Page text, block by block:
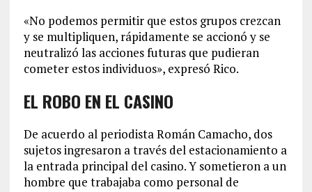
«No podemos permitir que estos grupos crezcan
y se multipliquen, rápidamente se accionó y se
neutralizó las acciones futuras que pudieran
cometer estos individuos», expresó Rico.
EL ROBO EN EL CASINO
De acuerdo al periodista Román Camacho, dos
sujetos ingresaron a través del estacionamiento a
la entrada principal del casino. Y sometieron a un
hombre que trabajaba como personal de